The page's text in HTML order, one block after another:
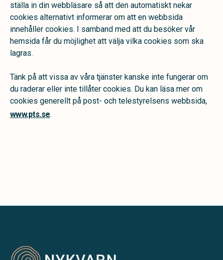
ställa in din webbläsare så att den automatiskt nekar
cookies alternativt informerar om att en webbsida
innehåller cookies. I samband med att du besöker vår
hemsida får du möjlighet att välja vilka cookies som ska
lagras.
Tänk på att vissa av våra tjänster kanske inte fungerar om
du raderar eller inte tillåter cookies. Du kan läsa mer om
cookies generellt på post- och telestyrelsens webbsida,
www.pts.se.